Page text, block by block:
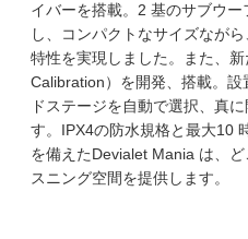
イバーを搭載。2 基のサブウ
し、コンパクトなサイズなが
特性を実現しました。また、
Calibration）を開発、搭載。
ドステージを自動で選択、真
す。IPX4の防水規格と最大10
を備えたDevialet Mania は、
スニング空間を提供します。